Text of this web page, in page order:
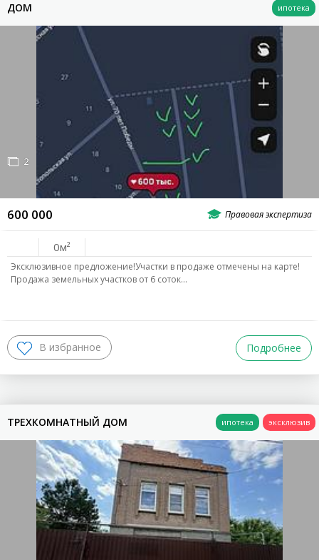
ДОМ
600 000
2
0
Эксклюзивное предложение!Участки в продаже отмечены на карте!
Продажа земельных участков от 6 соток…
Подробнее
ТРЕХКОМНАТНЫЙ ДОМ